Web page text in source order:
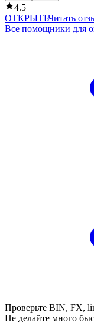
4.5
ОТКРЫТЬЧитать
Все помощники для
Проверьте BIN, FX,
Не делайте много